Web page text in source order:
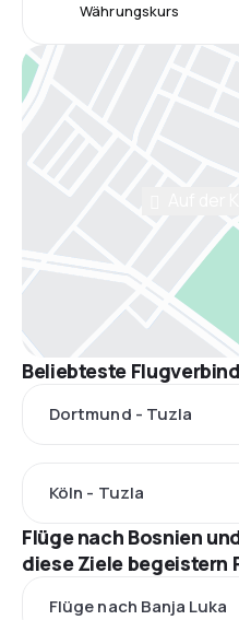
Währungskurs
Beliebteste
Dortmund - Tuzla
Köln - Tuzla
Flüge nach Bosnien
diese Ziele begeistern
Flüge nach Banja Luka